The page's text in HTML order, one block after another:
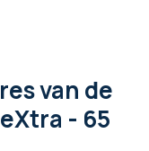
van de
- 65